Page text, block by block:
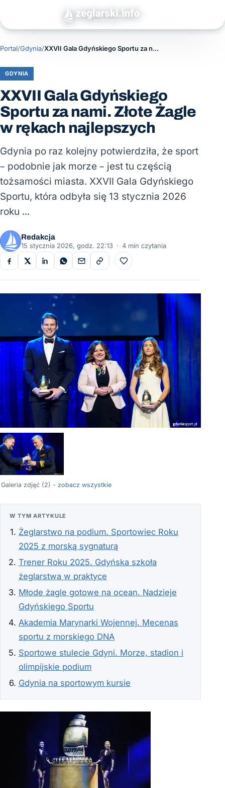
Portal/Gdynia/ XXVII Gala Gdyńskiego Sportu za nami. Złote Żagle w rękach najlepszych
GDYNIA
XXVII Gala Gdyńskiego
Sportu za nami. Złote Żagle
w rękach najlepszych
Gdynia po raz kolejny potwierdziła, że sport
– podobnie jak morze – jest tu częścią
tożsamości miasta. XXVII Gala Gdyńskiego
Sportu, która odbyła się 13 stycznia 2026
roku …
Redakcja
15 stycznia 2026, godz. 22:13 · 4 min czytania
Do ulubionych
Galeria zdjęć (2) - zobacz wszystkie
W TYM ARTYKULE
Żeglarstwo na podium. Sportowiec Roku
2025 z morską sygnaturą
Trener Roku 2025. Gdyńska szkoła
żeglarstwa w praktyce
Młode żagle gotowe na ocean. Nadzieje
Gdyńskiego Sportu
Akademia Marynarki Wojennej. Mecenas
sportu z morskiego DNA
Sportowe stulecie Gdyni. Morze, stadion i
olimpijskie podium
Gdynia na sportowym kursie